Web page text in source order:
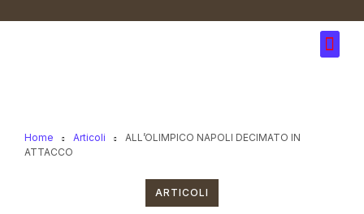
Home Articoli
ALL’OLIMPICO NAPOLI DECIMATO IN
ATTACCO
ARTICOLI